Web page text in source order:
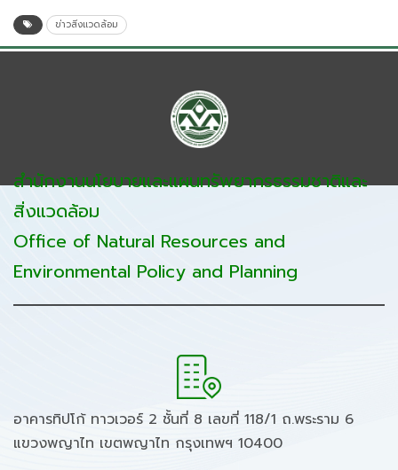
ข่าวสิ่งแวดล้อม
สำนักงานนโยบายและแผนทรัพยากรธรรมชาติและ
สิ่งแวดล้อม
Office of Natural Resources and
Environmental Policy and Planning
อาคารทิปโก้ ทาวเวอร์ 2 ชั้นที่ 8 เลขที่ 118/1 ถ.พระราม 6
แขวงพญาไท เขตพญาไท กรุงเทพฯ 10400